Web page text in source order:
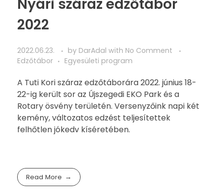
Nyári száraz edzőtábor
2022
2022.06.23. by DarAdal with No Comment
Edzőtábor
Egyesületi program
A Tuti Kori száraz edzőtáborára 2022. június 18-
22-ig került sor az Újszegedi EKO Park és a
Rotary ösvény területén. Versenyzőink napi két
kemény, változatos edzést teljesítettek
felhőtlen jókedv kíséretében.
Read More